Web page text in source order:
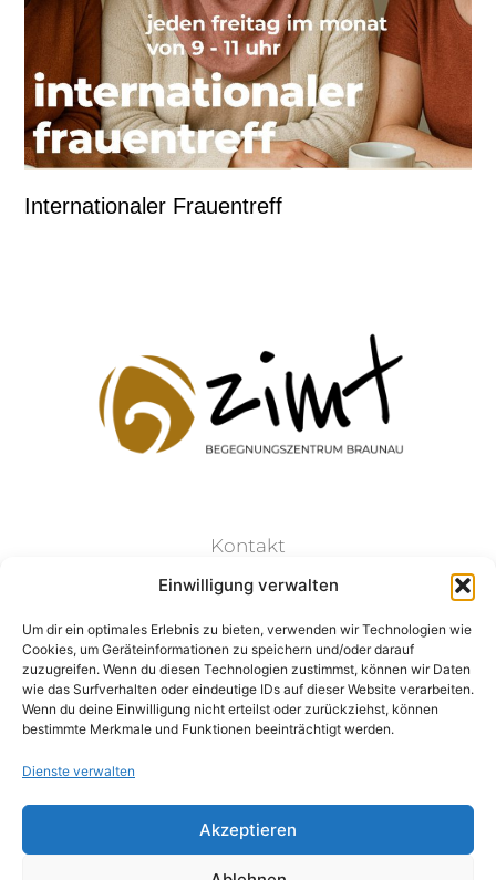
Einwilligung verwalten
Um dir ein optimales Erlebnis zu bieten, verwenden wir Technologien wie
Cookies, um Geräteinformationen zu speichern und/oder darauf
zuzugreifen. Wenn du diesen Technologien zustimmst, können wir Daten
wie das Surfverhalten oder eindeutige IDs auf dieser Website verarbeiten.
Wenn du deine Einwilligung nicht erteilst oder zurückziehst, können
bestimmte Merkmale und Funktionen beeinträchtigt werden.
Dienste verwalten
Akzeptieren
Internationaler Frauentreff
Kontakt
Impressum